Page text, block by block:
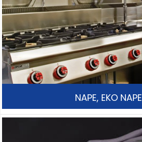
NAPE, EKO NAPE